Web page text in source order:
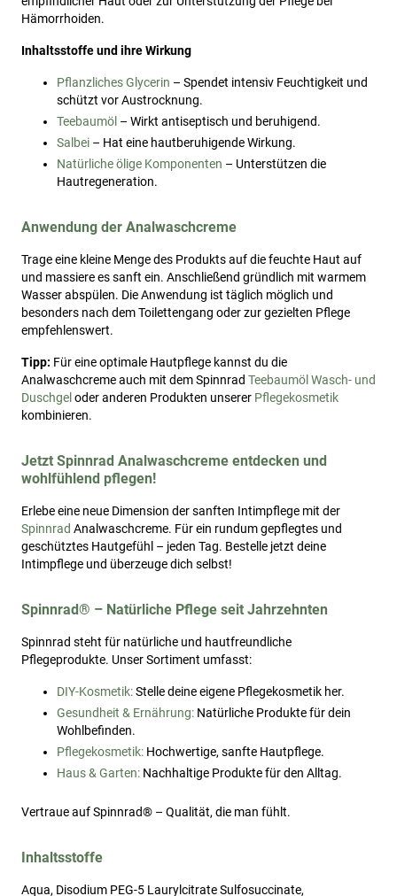
Hämorrhoiden.
Inhaltsstoffe und ihre Wirkung
Pflanzliches Glycerin – Spendet intensiv Feuchtigkeit und
schützt vor Austrocknung.
Teebaumöl – Wirkt antiseptisch und beruhigend.
Salbei – Hat eine hautberuhigende Wirkung.
Natürliche ölige Komponenten – Unterstützen die
Hautregeneration.
Anwendung der Analwaschcreme
Trage eine kleine Menge des Produkts auf die feuchte Haut auf
und massiere es sanft ein. Anschließend gründlich mit warmem
Wasser abspülen. Die Anwendung ist täglich möglich und
besonders nach dem Toilettengang oder zur gezielten Pflege
empfehlenswert.
Tipp: Für eine optimale Hautpflege kannst du die
Analwaschcreme auch mit dem Spinnrad Teebaumöl Wasch- und
Duschgel oder anderen Produkten unserer Pflegekosmetik
kombinieren.
Jetzt Spinnrad Analwaschcreme entdecken und
wohlfühlend pflegen!
Erlebe eine neue Dimension der sanften Intimpflege mit der
Spinnrad Analwaschcreme. Für ein rundum gepflegtes und
geschütztes Hautgefühl – jeden Tag. Bestelle jetzt deine
Intimpflege und überzeuge dich selbst!
Spinnrad® – Natürliche Pflege seit Jahrzehnten
Spinnrad steht für natürliche und hautfreundliche
Pflegeprodukte. Unser Sortiment umfasst:
DIY-Kosmetik:Stelle deine eigene Pflegekosmetik her.
Gesundheit & Ernährung: Natürliche Produkte für dein
Wohlbefinden.
Pflegekosmetik: Hochwertige, sanfte Hautpflege.
Haus & Garten: Nachhaltige Produkte für den Alltag.
Vertraue auf Spinnrad® – Qualität, die man fühlt.
Inhaltsstoffe
Aqua, Disodium PEG-5 Laurylcitrate Sulfosuccinate,